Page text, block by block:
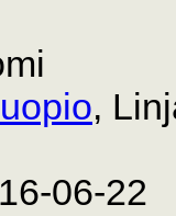
,
06-22